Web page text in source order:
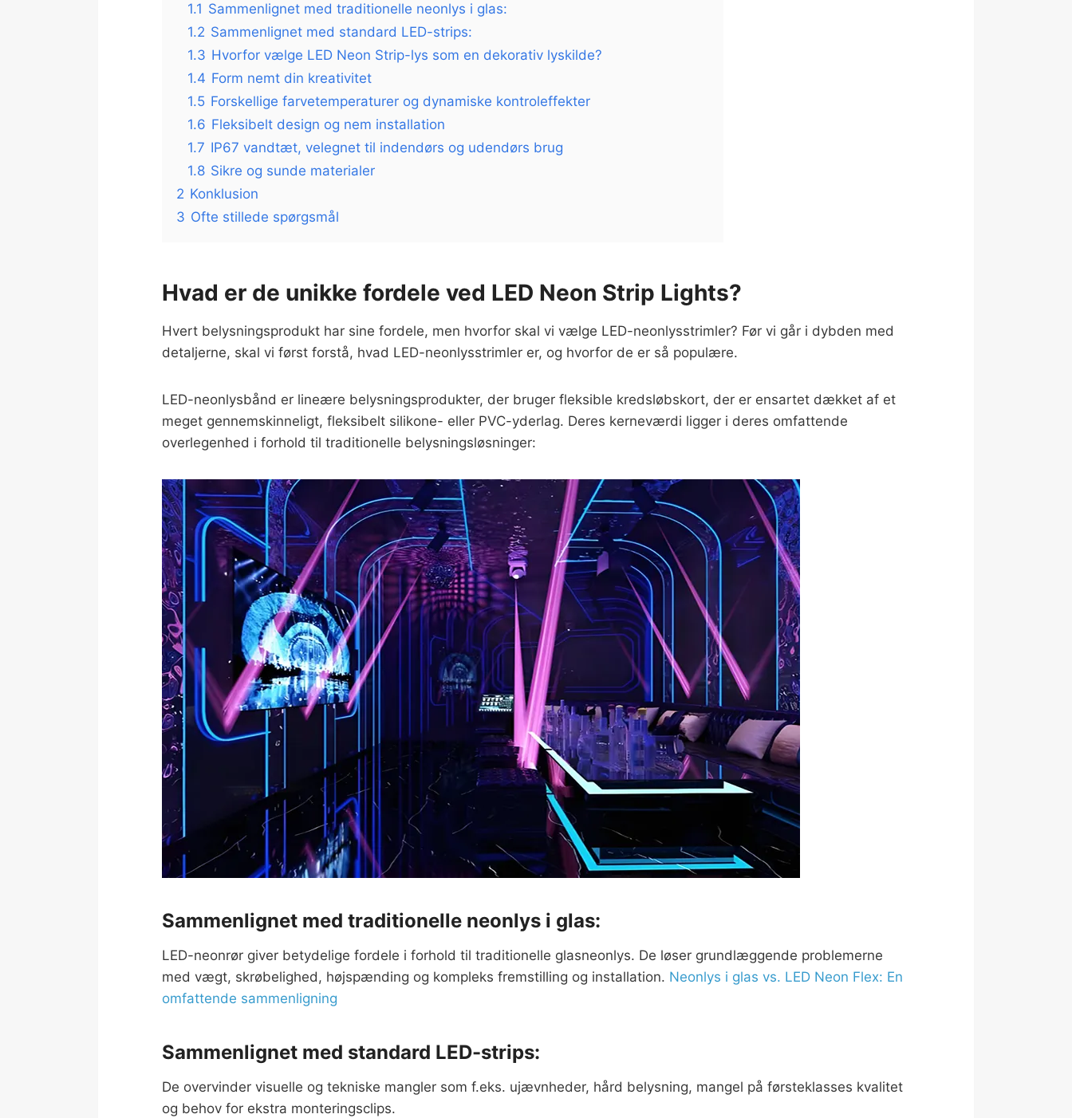
1.1 Sammenlignet med traditionelle neonlys i glas:
1.2 Sammenlignet med standard LED-strips:
1.3 Hvorfor vælge LED Neon Strip-lys som en dekorativ lyskilde?
1.4 Form nemt din kreativitet
1.5 Forskellige farvetemperaturer og dynamiske kontroleffekter
1.6 Fleksibelt design og nem installation
1.7 IP67 vandtæt, velegnet til indendørs og udendørs brug
1.8 Sikre og sunde materialer
2 Konklusion
3 Ofte stillede spørgsmål
Hvad er de unikke fordele ved LED Neon Strip Lights?
Hvert belysningsprodukt har sine fordele, men hvorfor skal vi vælge LED-neonlysstrimler? Før vi går i dybden med
detaljerne, skal vi først forstå, hvad LED-neonlysstrimler er, og hvorfor de er så populære.
LED-neonlysbånd er lineære belysningsprodukter, der bruger fleksible kredsløbskort, der er ensartet dækket af et
meget gennemskinneligt, fleksibelt silikone- eller PVC-yderlag. Deres kerneværdi ligger i deres omfattende
overlegenhed i forhold til traditionelle belysningsløsninger:
Sammenlignet med traditionelle neonlys i glas:
LED-neonrør giver betydelige fordele i forhold til traditionelle glasneonlys. De løser grundlæggende problemerne
med vægt, skrøbelighed, højspænding og kompleks fremstilling og installation. Neonlys i glas vs. LED Neon Flex: En
omfattende sammenligning
Sammenlignet med standard LED-strips:
De overvinder visuelle og tekniske mangler som f.eks. ujævnheder, hård belysning, mangel på førsteklasses kvalitet
og behov for ekstra monteringsclips.